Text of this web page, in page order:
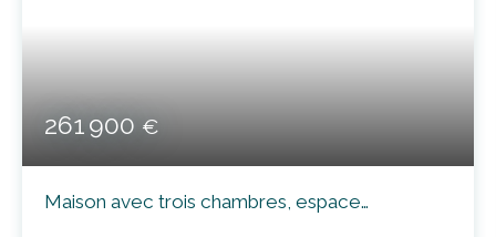
261 900€
Maison avec trois chambres, espace